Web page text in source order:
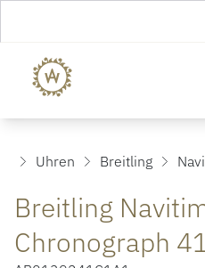
Uhren Breitling
Breitling
Chronograph